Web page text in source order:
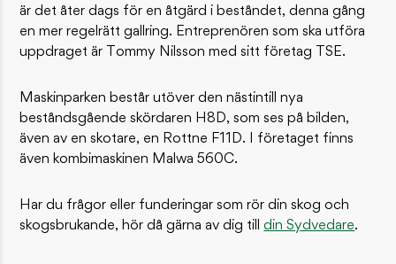
är det åter dags för en åtgärd i beståndet, denna gång
en mer regelrätt gallring. Entreprenören som ska utföra
uppdraget är Tommy Nilsson med sitt företag TSE.
Maskinparken består utöver den nästintill nya
beståndsgående skördaren H8D, som ses på bilden,
även av en skotare, en Rottne F11D. I företaget finns
även kombimaskinen Malwa 560C.
Har du frågor eller funderingar som rör din skog och
skogsbrukande, hör då gärna av dig tilldin Sydvedare.